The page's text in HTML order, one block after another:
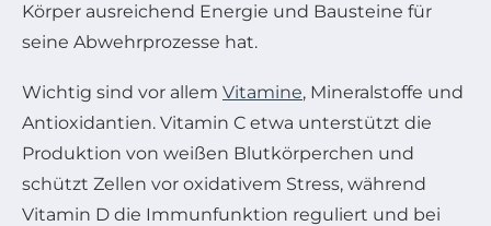
Körper ausreichend Energie und Bausteine für
seine Abwehrprozesse hat.
Wichtig sind vor allem Vitamine, Mineralstoffe und
Antioxidantien. Vitamin C etwa unterstützt die
Produktion von weißen Blutkörperchen und
schützt Zellen vor oxidativem Stress, während
Vitamin D die Immunfunktion reguliert und bei